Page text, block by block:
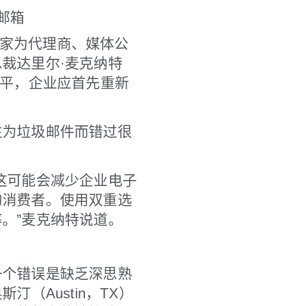
箱
为代理商、媒体公
达里尔·麦克纳特
，企业应首先重新
垃圾邮件而错过很
可能会减少企业电子
费者。使用双重选
”麦克纳特说道。
错误是缺乏深思熟
汀（Austin，TX）